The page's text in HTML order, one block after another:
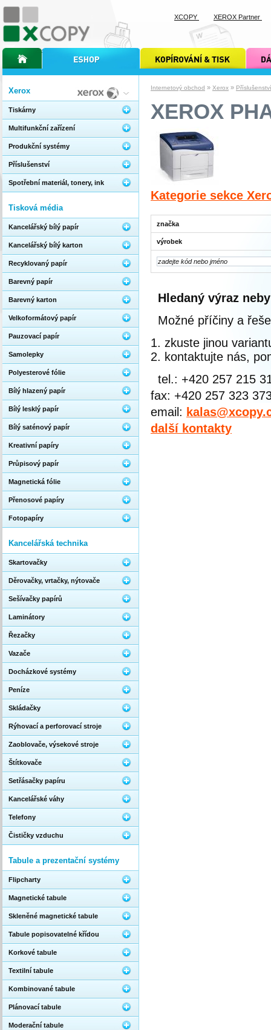
Internetový obchod » Xerox » Příslušenství
XEROX
Kategorie sekce
značka
výrobek
Hledaný výraz
Možné příčiny a
zkuste jinou
kontaktujte nás,
tel.: +420 257 215
fax: +420 257 323
email:
další kontakty
Xerox
Tiskárny
Multifunkční zařízení
Produkční systémy
Příslušenství
Spotřební materiál, tonery, ink
Tisková média
Kancelářský bílý papír
Kancelářský bílý karton
Recyklovaný papír
Barevný papír
Barevný karton
Velkoformátový papír
Pauzovací papír
Samolepky
Polyesterové fólie
Bílý hlazený papír
Bílý lesklý papír
Bílý saténový papír
Kreativní papíry
Průpisový papír
Magnetická fólie
Přenosové papíry
Fotopapíry
Kancelářská technika
Skartovačky
Děrovačky, vrtačky, nýtovače
Sešívačky papírů
Laminátory
Řezačky
Vazače
Docházkové systémy
Peníze
Skládačky
Rýhovací a perforovací stroje
Zaoblovače, výsekové stroje
Štítkovače
Setřásačky papíru
Kancelářské váhy
Telefony
Čističky vzduchu
Tabule a prezentační systémy
Flipcharty
Magnetické tabule
Skleněné magnetické tabule
Tabule popisovatelné křídou
Korkové tabule
Textilní tabule
Kombinované tabule
Plánovací tabule
Moderační tabule
úvodní stránka xcopyinternetový obchod xcopy kopírování a tisk xcopy dárkové
XCOPY XEROX Partner